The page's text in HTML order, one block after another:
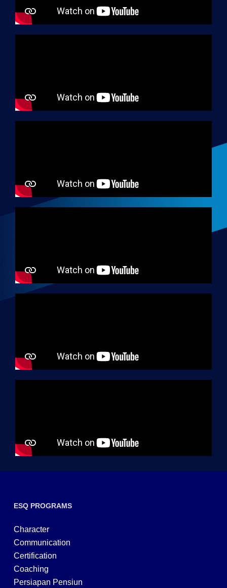
ESQ PROGRAMS
Character
Communication
Certification
Coaching
Persiapan Pensiun